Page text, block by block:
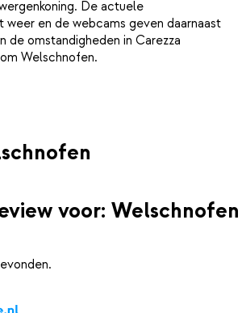
De actuele
weer en de webcams geven daarnaast
de omstandigheden in Carezza
Welschnofen.
voor: Welschnofen